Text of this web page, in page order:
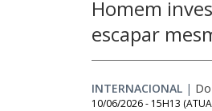
Homem
escapar
INTERNACIONAL |
10/06/2026 - 15H13